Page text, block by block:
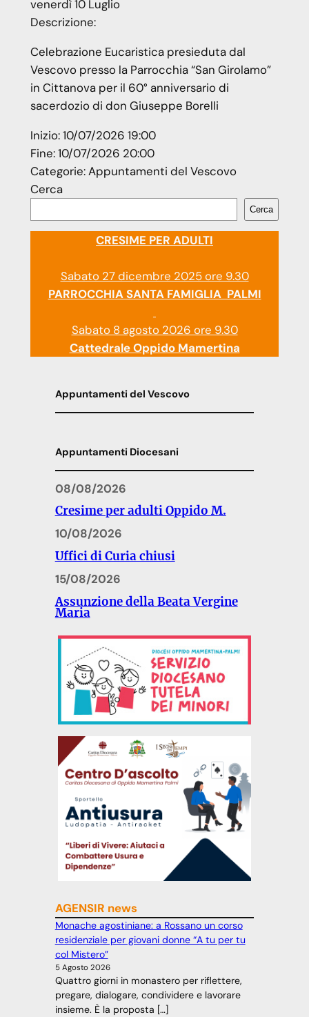
venerdì10 Luglio
Descrizione:
Celebrazione Eucaristica presieduta dal
Vescovo presso la Parrocchia “San Girolamo”
in Cittanova per il 60° anniversario di
sacerdozio di don Giuseppe Borelli
Inizio:10/07/2026 19:00
Fine:10/07/2026 20:00
Categorie:Appuntamenti del Vescovo
Cerca
Cerca
CRESIME PER ADULTI
Sabato 27 dicembre 2025 ore 9.30
PARROCCHIA SANTA FAMIGLIA PALMI
Sabato 8 agosto 2026 ore 9.30
Cattedrale Oppido Mamertina
Appuntamenti del Vescovo
Appuntamenti Diocesani
08/08/2026
Cresime per adulti Oppido M.
10/08/2026
Uffici di Curia chiusi
15/08/2026
Assunzione della Beata Vergine
Maria
AGENSIR news
Monache agostiniane: a Rossano un corso
residenziale per giovani donne “A tu per tu
col Mistero”
5 Agosto 2026
Quattro giorni in monastero per riflettere,
pregare, dialogare, condividere e lavorare
insieme. È la proposta […]